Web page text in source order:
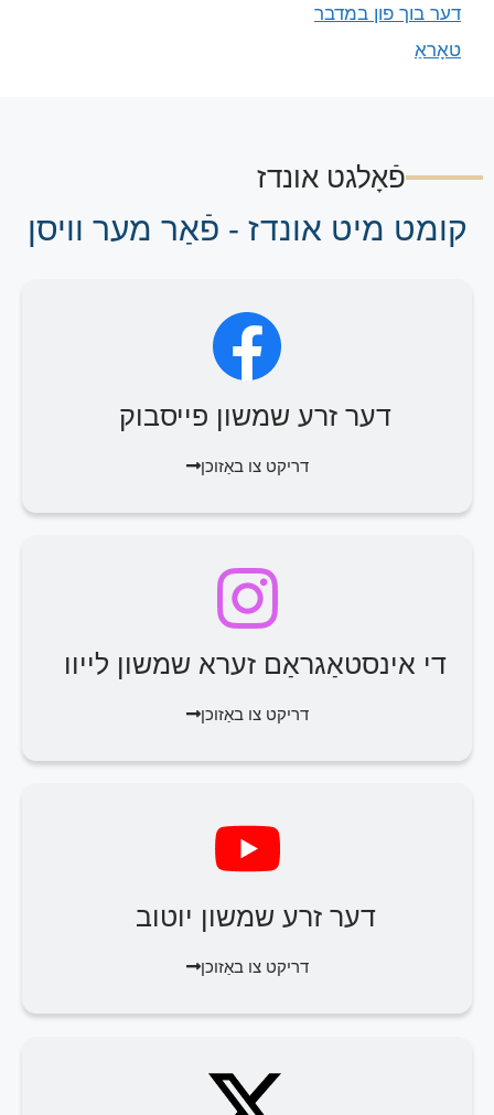
דער בוך פון במדבר
טאָראַ
פֿאָלגט אונדז
קומט מיט אונדז - פֿאַר מער וויסן
דער זרע שמשון פייסבוק
דריקט צו באַזוכן
די אינסטאַגראַם זערא שמשון לייוו
דריקט צו באַזוכן
דער זרע שמשון יוטוב
דריקט צו באַזוכן